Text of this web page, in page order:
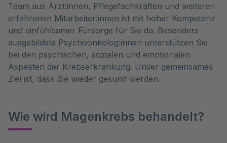
Team aus Ärzt:innen, Pflegefachkräften und weiteren
erfahrenen Mitarbeiter:innen ist mit hoher Kompetenz
und einfühlsamer Fürsorge für Sie da. Besonders
ausgebildete Psychoonkolog:innen unterstützen Sie
bei den psychischen, sozialen und emotionalen
Aspekten der Krebserkrankung. Unser gemeinsames
Ziel ist, dass Sie wieder gesund werden.
Wie wird Magenkrebs behandelt?